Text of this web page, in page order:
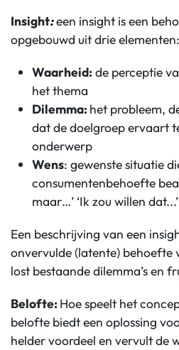
Insight:een insight is een
opgebouwd uit drie elementen:
Waarheid: de perceptie
het thema
Dilemma: het probleem,
dat de doelgroep ervaart
onderwerp
Wens: gewenste situatie
consumentenbehoefte
maar…’ ‘Ik zou willen
Een beschrijving van een
onvervulde (latente) behoefte
lost bestaande dilemma’s en
Belofte: Hoe speelt het
belofte biedt een oplossing
helder voordeel en vervult de